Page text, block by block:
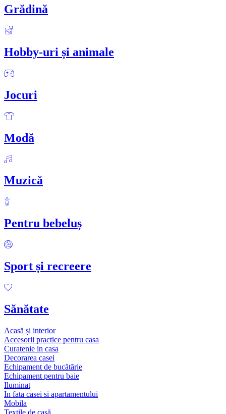
Grădină
Hobby-uri și animale
Jocuri
Modă
Muzică
Pentru bebeluș
Sport și recreere
Sănătate
Acasă și interior
Accesorii practice pentru casa
Curatenie in casa
Decorarea casei
Echipament de bucătărie
Echipament pentru baie
Iluminat
In fata casei si apartamentului
Mobila
Textile de casă